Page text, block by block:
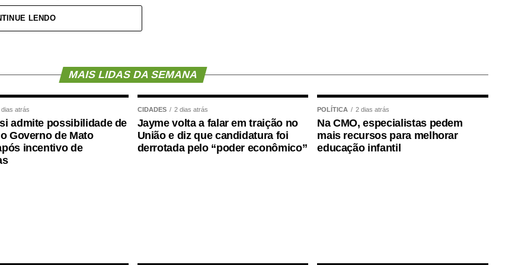
apenas uma mudança na composição
Trata-se da forma como a política é
nasceu de uma negociação informal. Ele
decisão política que, inclusive, foi levada à
e formalizada dentro do processo
LENDO
MAIS LIDAS DA SEMANA
dias atrás
admite possibilidade de
Governo de Mato
incentivo de
CIDADES 2 dias atrás
Jayme volta a falar em traição no
União e diz que candidatura foi
derrotada pelo “poder econômico”
POLÍTICA 2 dias atrás
Na CMO, especialistas pedem
mais recursos para melhorar
educação infantil